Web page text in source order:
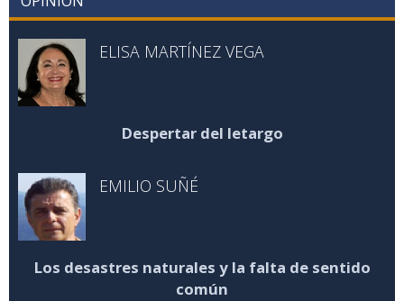
ELISA MARTÍNEZ VEGA
Despertar del letargo
EMILIO SUÑÉ
Los desastres naturales y la falta de sentido
común